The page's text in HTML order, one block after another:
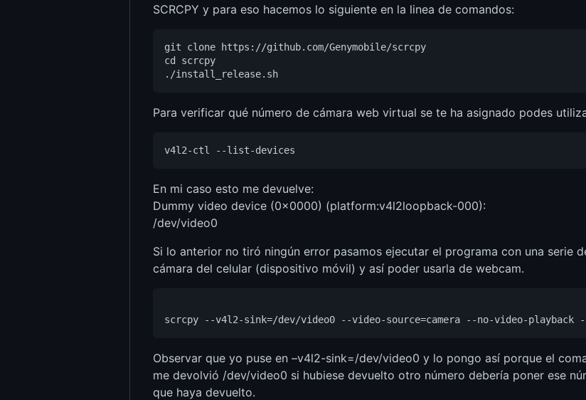
SCRCPY y para eso hacemos lo siguiente en la linea de comandos:
git clone https://github.com/Genymobile/scrcpy
cd scrcpy
Para verificar qué número de cámara web virtual se te ha asignado podes
En mi caso esto me devuelve:
Dummy video device (0x0000) (platform:v4l2loopback-000):
/dev/video0
Si lo anterior no tiró ningún error pasamos ejecutar el programa con una serie
cámara del celular (dispositivo móvil) y así poder usarla de webcam.
Observar que yo puse en –v4l2-sink=/dev/video0 y lo pongo así porque el
me devolvió /dev/video0 si hubiese devuelto otro número debería poner ese
que haya devuelto.